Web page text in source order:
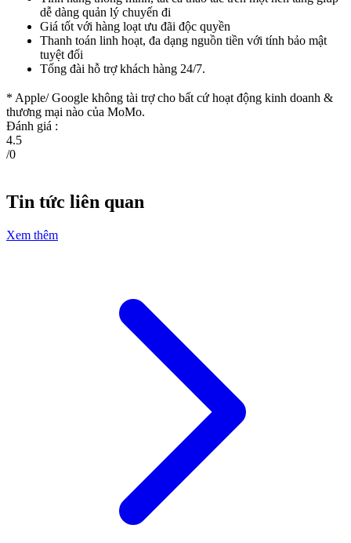
dễ dàng quản lý chuyến đi
Giá tốt với hàng loạt ưu đãi độc quyền
Thanh toán linh hoạt, đa dạng nguồn tiền với tính bảo mật
tuyệt đối
Tổng đài hỗ trợ khách hàng 24/7.
* Apple/ Google không tài trợ cho bất cứ hoạt động kinh doanh &
thương mại nào của MoMo.
Đánh giá :
4.5
/0
Tin tức liên quan
Xem thêm